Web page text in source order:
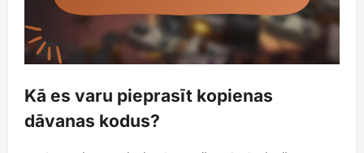
Kā es varu pieprasīt kopienas
dāvanas kodus?